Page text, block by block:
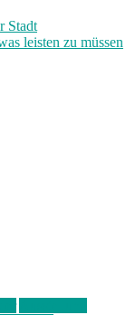
Stadt
leisten zu müssen